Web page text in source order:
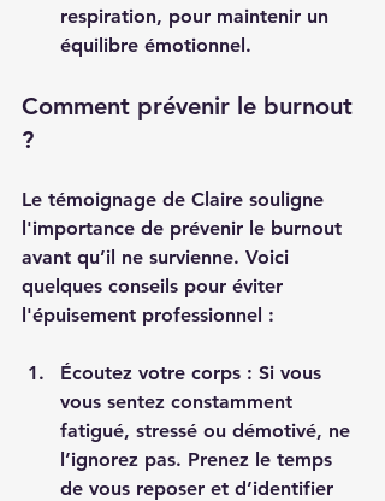
respiration, pour maintenir un
équilibre émotionnel.
Comment prévenir le burnout
?
Le témoignage de Claire souligne
l'importance de prévenir le burnout
avant qu’il ne survienne. Voici
quelques conseils pour éviter
l'épuisement professionnel :
Écoutez votre corps : Si vous
vous sentez constamment
fatigué, stressé ou démotivé, ne
l’ignorez pas. Prenez le temps
de vous reposer et d’identifier